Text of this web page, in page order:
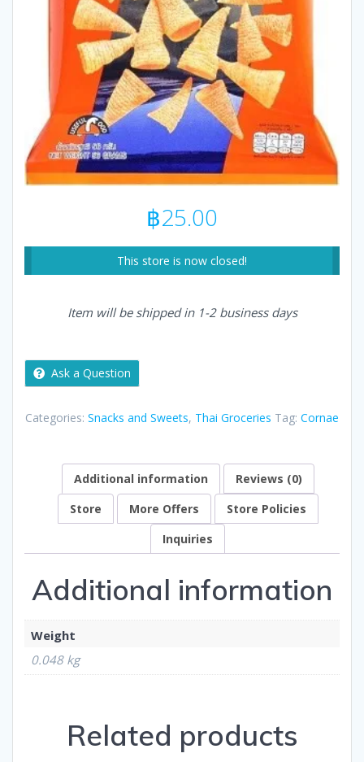
฿25.00
This store is now closed!
Item will be shipped in 1-2 business days
Ask a Question
Categories: Snacks and Sweets, Thai Groceries Tag: Cornae
Additional information
Reviews (0)
Store
More Offers
Store Policies
Inquiries
Additional information
Weight
0.048 kg
Related products